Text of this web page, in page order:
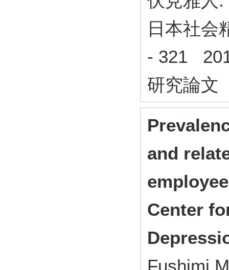
日本社会
- 321
研究論文
and
Center
Fushimi